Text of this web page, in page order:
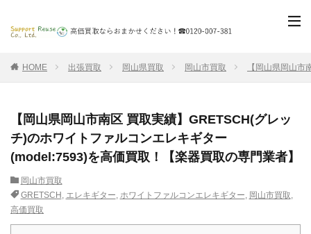
HOME 出張買取 岡山県買取 岡山市買取 【岡山県岡山
【岡山県岡山市南区 買取実績】GRETSCH(グレッ
チ)のホワイトファルコンエレキギター
(model:7593)を高価買取！【楽器買取の専門業者】
岡山市買取
GRETSCH , エレキギター, ホワイトファルコンエレキギター, 岡山市買取,
高価買取